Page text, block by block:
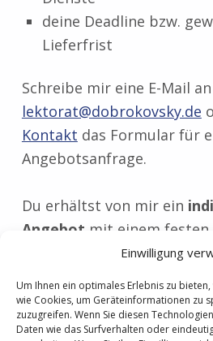
Einwilligung
Um Ihnen ein optimales Erlebnis zu
wie Cookies, um Geräteinformationen zu
zuzugreifen. Wenn Sie diesen
Daten wie das Surfverhalten oder
deine Deadline bzw.
Lieferfrist
Schreibe mir eine E-Mail an
lektorat@dobrokovsky.de
Kontakt das Formular für
Angebotsanfrage.
Du erhältst von mir ein
Angebot mit einem festen
Bewertungen